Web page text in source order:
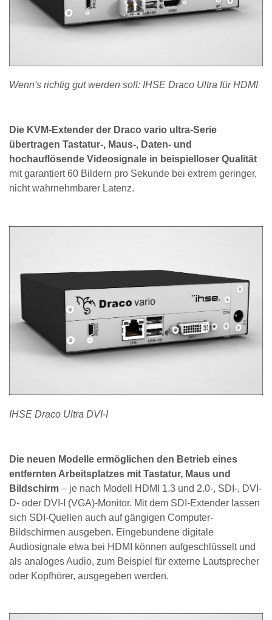
Wenn's richtig gut werden soll: IHSE Draco Ultra für HDMI
Die KVM-Extender der Draco vario ultra-Serie
übertragen Tastatur-, Maus-, Daten- und
hochauflösende Videosignale in beispielloser Qualität
mit garantiert 60 Bildern pro Sekunde bei extrem geringer,
nicht wahrnehmbarer Latenz.
IHSE Draco Ultra DVI-I
Die neuen Modelle ermöglichen den Betrieb eines
entfernten Arbeitsplatzes mit Tastatur, Maus und
Bildschirm – je nach Modell HDMI 1.3 und 2.0-, SDI-, DVI-
D- oder DVI-I (VGA)-Monitor. Mit dem SDI-Extender lassen
sich SDI-Quellen auch auf gängigen Computer-
Bildschirmen ausgeben. Eingebundene digitale
Audiosignale etwa bei HDMI können aufgeschlüsselt und
als analoges Audio, zum Beispiel für externe Lautsprecher
oder Kopfhörer, ausgegeben werden.